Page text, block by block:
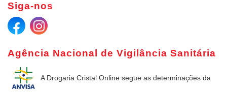
Agência Nacional de Vigilância Sanitária
A Drogaria Cristal Online segue as determinações da
Siga-nos